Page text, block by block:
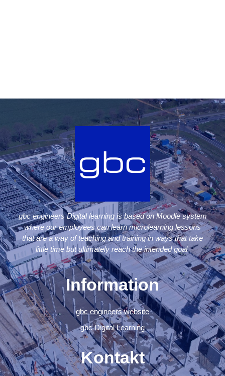
gbc engineers Digital learning is based on Moodle system
where our employees can learn microlearning lessons
that are a way of teaching and training in ways that take
little time but ultimately reach the intended goal.
Information
gbc engineers website
gbc Digital Learning
Kontakt